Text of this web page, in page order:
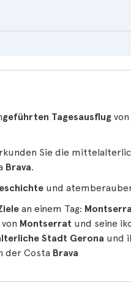
geführten Tagesausflug
Sie die
Brava.
und
an einem Tag:
Montserrat und seine
Stadt Gerona und
der Costa Brava